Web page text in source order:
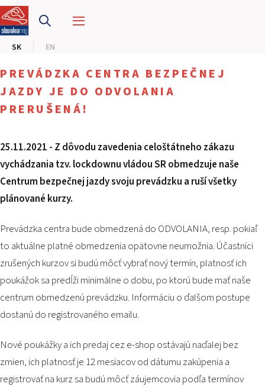
SK EN
PRETEKÁRSKY OKRUH
MOTOKÁRY
CENTRUM BEZPEČNEJ JAZDY
HOTEL RING
KALENDÁR
SK
E-SHOP A VSTUPENKY
PRE FIRMY
PODUJATIA 2026
KONTAKTY
PREVÁDZKA CENTRA BEZPEČNEJ
JAZDY JE DO ODVOLANIA
PRERUŠENÁ!
25.11.2021 - Z dôvodu zavedenia celoštátneho zákazu
vychádzania tzv. lockdownu vládou SR obmedzuje naše
Centrum bezpečnej jazdy svoju prevádzku a ruší všetky
plánované kurzy.
Prevádzka centra bude obmedzená do ODVOLANIA, resp. pokiaľ
to aktuálne platné obmedzenia opätovne neumožnia. Účastníci
zrušených kurzov si budú môcť vybrať nový termín, platnosť ich
poukážok sa predĺži minimálne o dobu, po ktorú bude mať naše
centrum obmedzenú prevádzku. Informáciu o ďalšom postupe
dostanú do registrovaného emailu.
Nové poukážky a ich predaj ceze-shop ostávajú naďalej bez
zmien, ich platnosť je 12 mesiacov od dátumu zakúpenia a
registrovať na kurz sa budú môcť záujemcovia podľa termínov